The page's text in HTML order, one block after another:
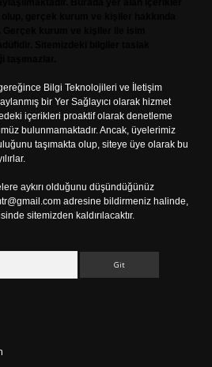
Bilgi Teknolojileri ve İletişim
bir Yer Sağlayıcı olarak hizmet
içerikleri proaktif olarak denetleme
bulunmamaktadır. Ancak, üyelerimiz
taşımakta olup, siteye üye olarak bu
aykırı olduğunu düşündüğünüz
adresine bildirmeniz halinde,
sitemizden kaldırılacaktır.